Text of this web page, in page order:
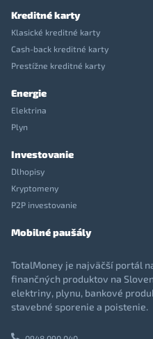
Kreditné karty
Klasické kreditné karty
Cash-back kreditné karty
Prestížne kreditné karty
Energie
Elektrina
Plyn
Investovanie
Dlhopisy
Kryptomeny
P2P investovanie
Mobilné paušály
TotalMoney je najväčší portál
finančných produktov na
elektriny, plynu, bankové
stavebné sporenie a poistenie.